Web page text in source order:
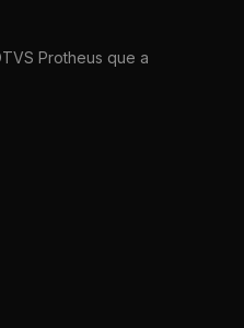
Protheus que a